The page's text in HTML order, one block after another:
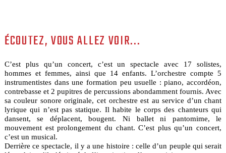
ÉCOUTEZ, VOUS ALLEZ VOIR...
C’est plus qu’un concert, c’est un spectacle avec 17 solistes,
hommes et femmes, ainsi que 14 enfants. L’orchestre compte 5
instrumentistes dans une formation peu usuelle : piano, accordéon,
contrebasse et 2 pupitres de percussions abondamment fournis. Avec
sa couleur sonore originale, cet orchestre est au service d’un chant
lyrique qui n’est pas statique. Il habite le corps des chanteurs qui
dansent, se déplacent, bougent. Ni ballet ni pantomime, le
mouvement est prolongement du chant. C’est plus qu’un concert,
c’est un musical.
Derrière ce spectacle, il y a une histoire : celle d’un peuple qui serait